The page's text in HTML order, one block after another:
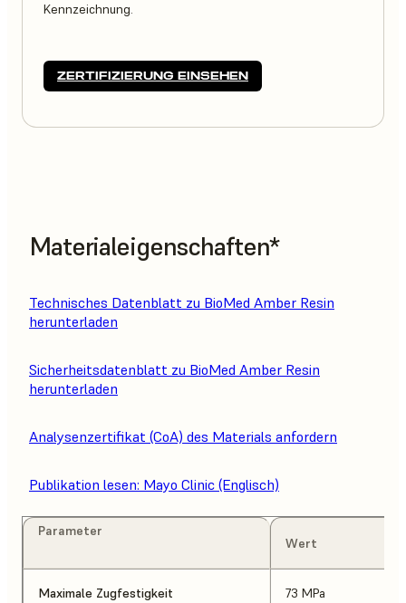
Kennzeichnung.
ZERTIFIZIERUNG EINSEHEN
Materialeigenschaften*
Technisches Datenblatt zu BioMed Amber Resin
herunterladen
Sicherheitsdatenblatt zu BioMed Amber Resin
herunterladen
Analysenzertifikat (CoA) des Materials anfordern
Publikation lesen: Mayo Clinic (Englisch)
Parameter
Wert
Maximale Zugfestigkeit 73 MPa